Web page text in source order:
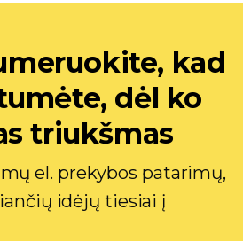
kad
dėl ko
triukšmas
el. prekybos patarimų,
idėjų tiesiai į